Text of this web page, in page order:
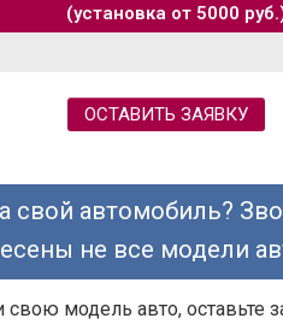
(установка от 5000
ОСТАВИТЬ ЗАЯВКУ
свой автомобиль?
не все модели
модель авто, оставьте